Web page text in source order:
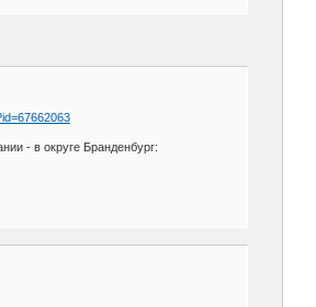
- в округе Бранденбург: